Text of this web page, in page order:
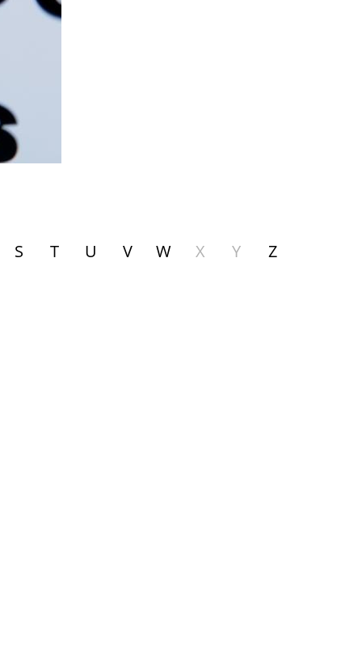
S T U V W X Y Z